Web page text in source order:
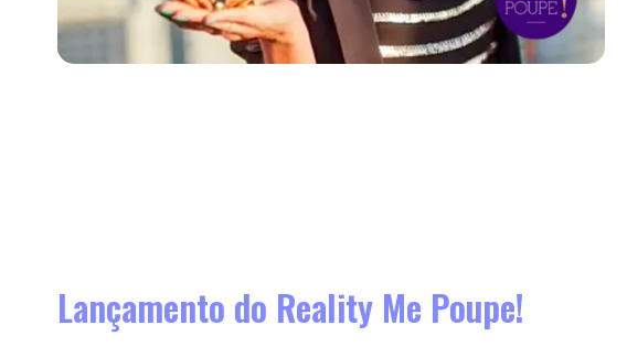
Lançamento do Reality Me Poupe!